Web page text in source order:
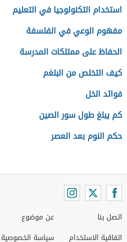
استخدام التكنولوجيا في التعليم
مفهوم الوعي في الفلسفة
الحفاظ على ممتلكات المدرسة
كيف التخلص من البلغم
فوائد الخل
كم يبلغ طول سور الصين
حكم النوم بعد العصر
اتصل بنا
اتفاقية الاستخدام
عن موضوع
سياسة الخصوصية